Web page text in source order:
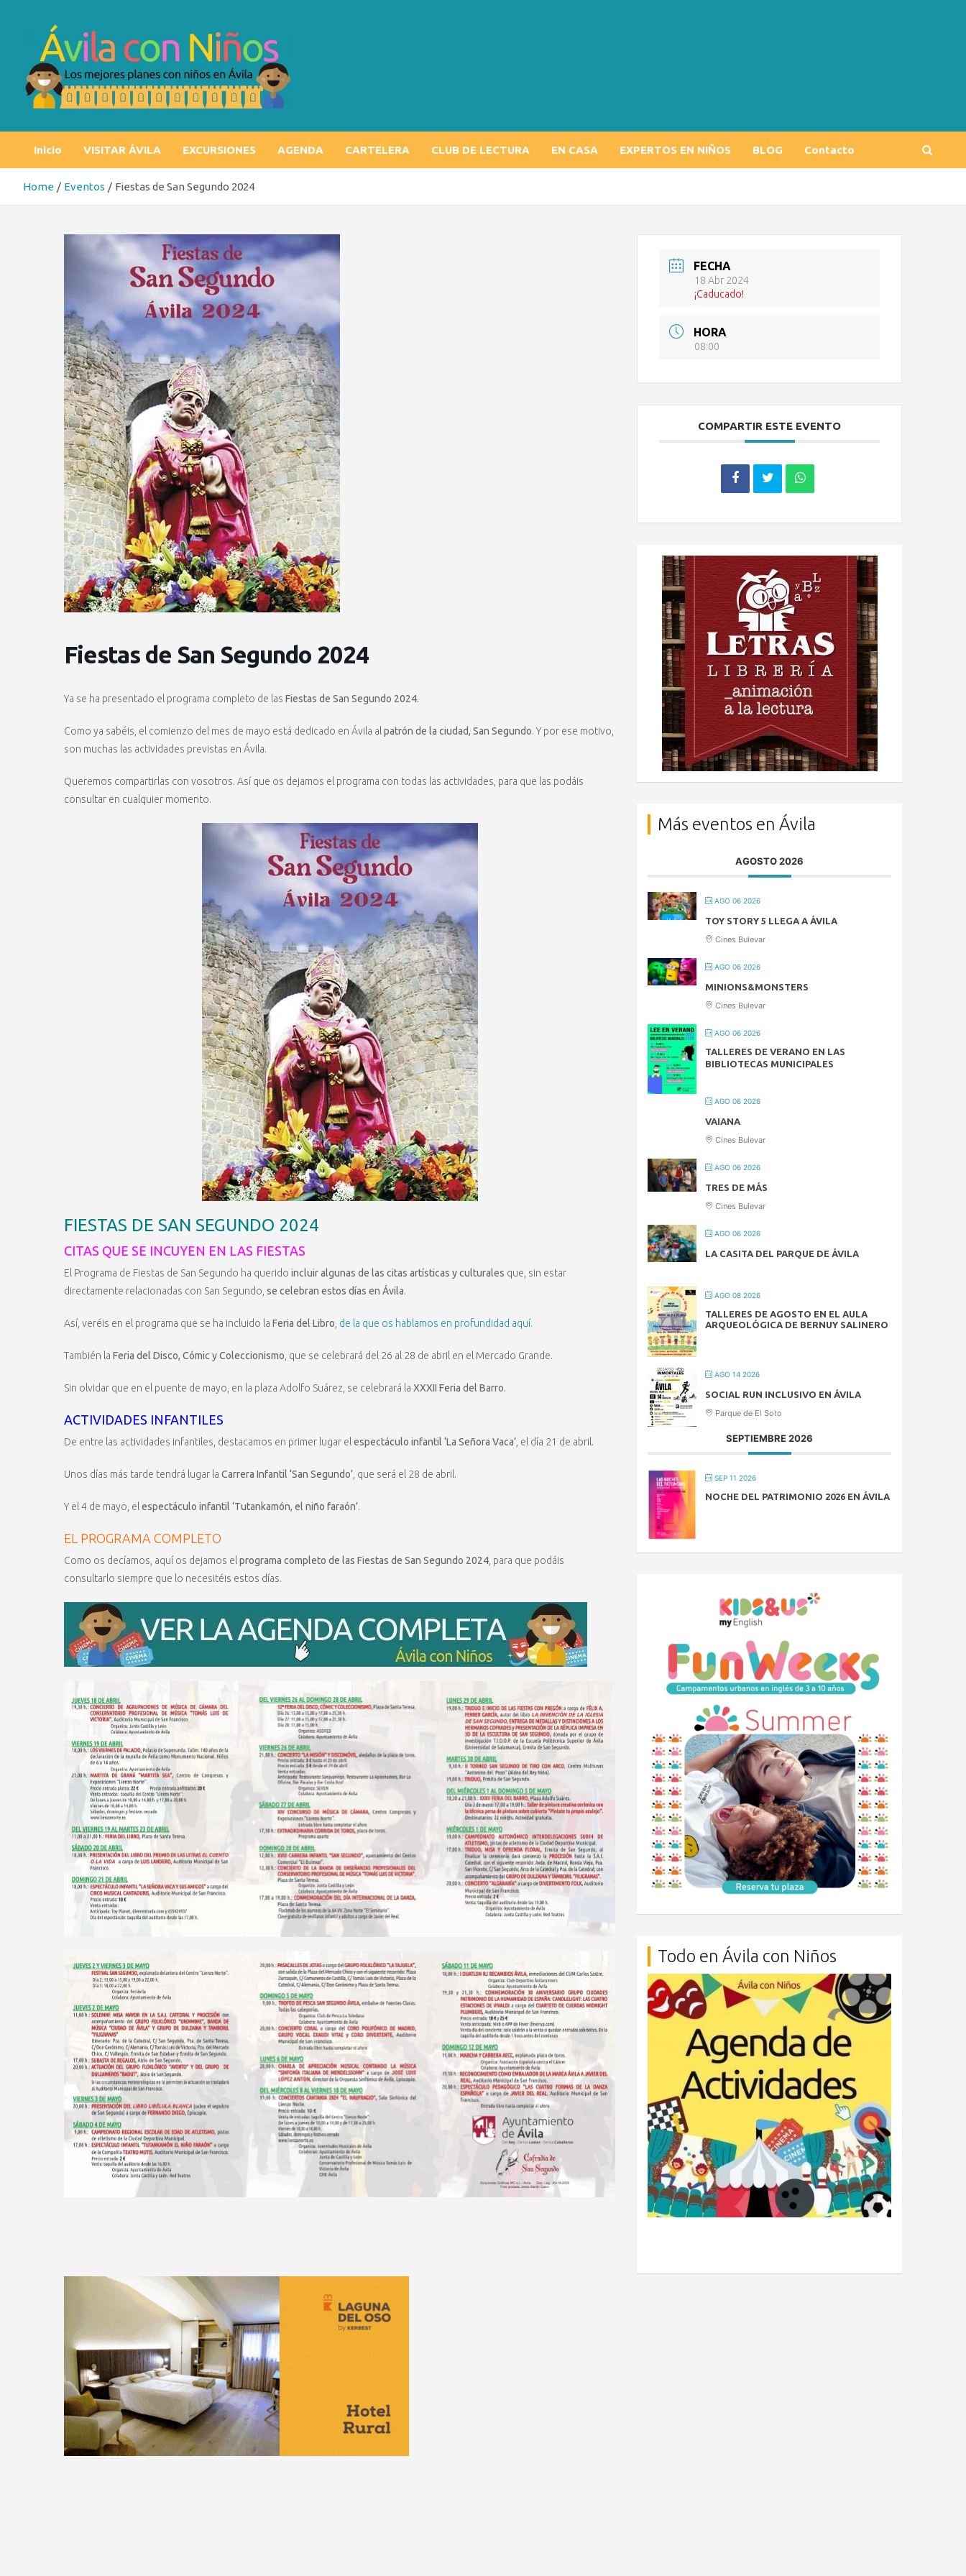
Inicio VISITAR ÁVILA EXCURSIONES AGENDA CARTELERA CLUB DE LECTURA EN CASA EXPERTOS EN NIÑOS BLOG Contacto
Home Eventos Fiestas de San Segundo 2024
Fiestas de San Segundo 2024
Ya se ha presentado el programa completo de las Fiestas de San Segundo 2024.
Como ya sabéis, el comienzo del mes de mayo está dedicado en Ávila al patrón de la ciudad, San Segundo. Y por ese motivo,
son muchas las actividades previstas en Ávila.
Queremos compartirlas con vosotros. Así que os dejamos el programa con todas las actividades, para que las podáis
consultar en cualquier momento.
FIESTAS DE SAN SEGUNDO 2024
CITAS QUE SE INCUYEN EN LAS FIESTAS
El Programa de Fiestas de San Segundo ha querido incluir algunas de las citas artísticas y culturales que, sin estar
directamente relacionadas con San Segundo, se celebran estos días en Ávila.
Así, veréis en el programa que se ha incluido la Feria del Libro de la que os hablamos en profundidad aquí.
También la Feria del Disco, Cómic y Coleccionismo , que se celebrará del 26 al 28 de abril en el Mercado Grande.
Sin olvidar que en el puente de mayo, en la plaza Adolfo Suárez, se celebrará la XXXII Feria del Barro.
ACTIVIDADES INFANTILES
De entre las actividades infantiles, destacamos en primer lugar el espectáculo infantil ‘La Señora Vaca’ , el día 21 de abril.
Unos días más tarde tendrá lugar la Carrera Infantil ‘San Segundo’ , que será el 28 de abril.
Y el 4 de mayo, el espectáculo infantil ‘Tutankamón, el niño faraón’.
EL PROGRAMA COMPLETO
Como os decíamos, aquí os dejamos el programa completo de las Fiestas de San Segundo 2024 , para que podáis
consultarlo siempre que lo necesitéis estos días.
FECHA
18 Abr 2024
¡Caducado!
HORA
08:00
COMPARTIR ESTE EVENTO
Más eventos en Ávila
AGOSTO 2026
AGO 06 2026
TOY STORY 5 LLEGA A ÁVILA
Cines Bulevar
AGO 06 2026
MINIONS&MONSTERS
Cines Bulevar
AGO 06 2026
TALLERES DE VERANO EN LAS
BIBLIOTECAS MUNICIPALES
AGO 06 2026
VAIANA
Cines Bulevar
AGO 06 2026
TRES DE MÁS
Cines Bulevar
AGO 06 2026
LA CASITA DEL PARQUE DE ÁVILA
AGO 08 2026
TALLERES DE AGOSTO EN EL AULA
ARQUEOLÓGICA DE BERNUY SALINERO
AGO 14 2026
SOCIAL RUN INCLUSIVO EN ÁVILA
Parque de El Soto
SEPTIEMBRE 2026
SEP 11 2026
NOCHE DEL PATRIMONIO 2026 EN ÁVILA
Todo en Ávila con Niños